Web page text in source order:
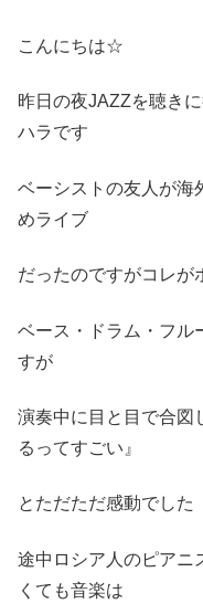
こんにちは☆
昨日の夜JAZZを聴き
ハラです
ベーシストの友人が海
めライブ
だったのですがコレが
ベース・ドラム・フル
すが
演奏中に目と目で合図
るってすごい』
とただただ感動でした
途中ロシア人のピアニ
くても音楽は